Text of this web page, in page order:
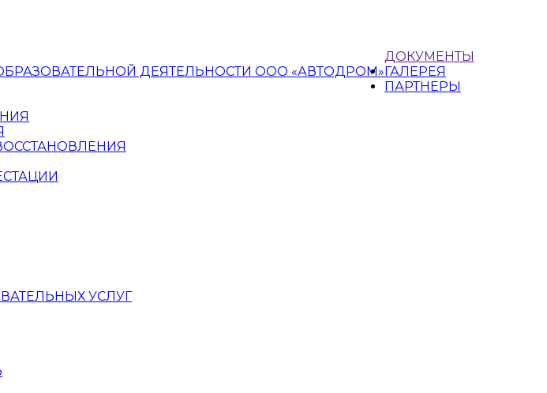
ДОКУМЕНТЫ
ДЕЯТЕЛЬНОСТИ ООО «АВТОДРОМ»
УСЛУГ
ГАЛЕРЕЯ
ПАРТНЕРЫ